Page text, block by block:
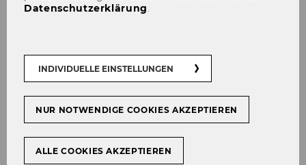
RSb’.
da­te at the post of­fice. The ac­cu­sed per­son will
then have to take over the pu­ni­ti­ve man­da­te
from the post of­fice.
c) In the next step, the ac­cu­sed per­son can
raise an ob­jec­tion against the Pu­ni­ti­ve Man­da­
te. The in­ves­ti­ga­ti­on will begin at this point by
the Mu­ni­ci­pal Autho­ri­ty.
Datenschutzerklärung.
INDIVIDUELLE EINSTELLUNGEN
NUR NOTWENDIGE COOKIES AKZEPTIEREN
ALLE COOKIES AKZEPTIEREN